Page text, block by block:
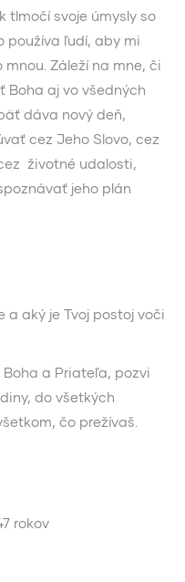
tlmočí svoje úmysly so
používa ľudí, aby mi
Záleží na mne, či
Boha aj vo všedných
dáva nový deň,
cez Jeho Slovo, cez
životné udalosti,
jeho plán
a aký je Tvoj postoj voči
a Priateľa, pozvi
do všetkých
čo prežívaš.
rokov